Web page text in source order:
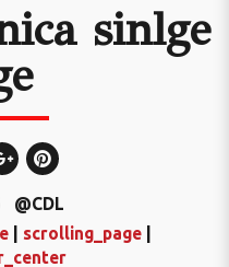
sinlge
@CDL
scrolling_page